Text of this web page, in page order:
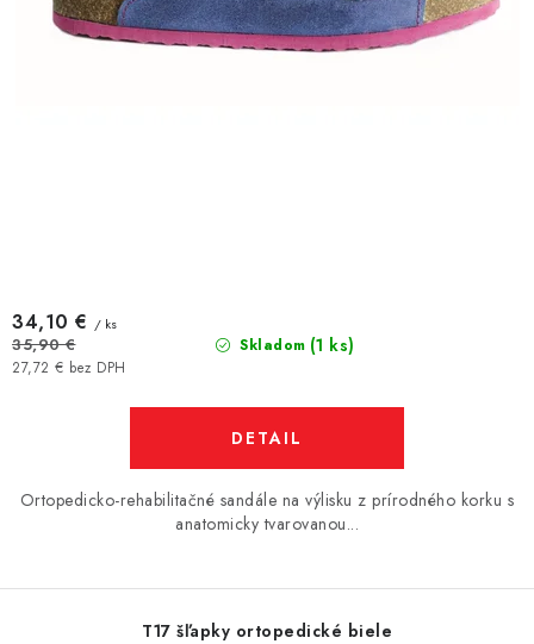
Skladom (1 ks)
27,72 € bez DPH
34,10 € / ks
35,90 €
DETAIL
Ortopedicko-rehabilitačné sandále na výlisku z prírodného korku s
anatomicky tvarovanou...
T17 šľapky ortopedické biele